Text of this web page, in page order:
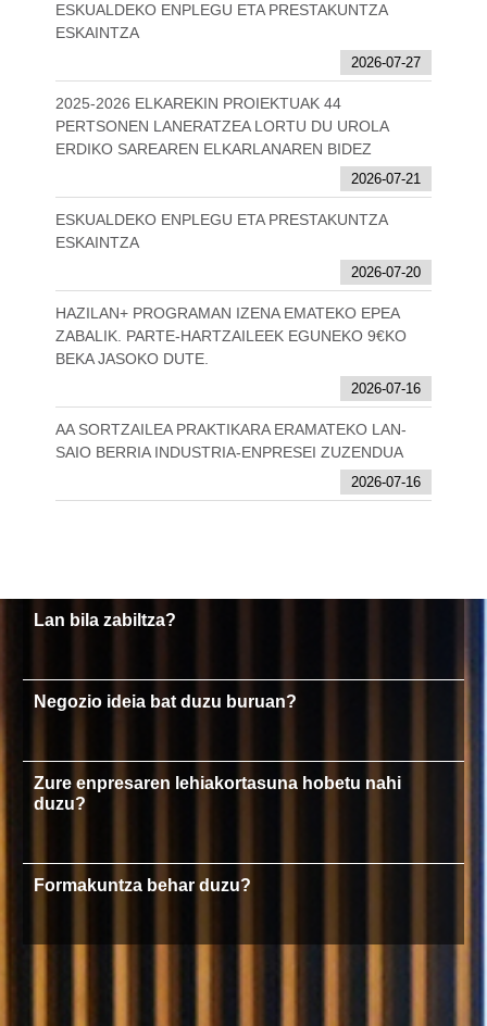
ESKUALDEKO ENPLEGU ETA PRESTAKUNTZA
ESKAINTZA
2026-07-27
2025-2026 ELKAREKIN PROIEKTUAK 44
PERTSONEN LANERATZEA LORTU DU UROLA
ERDIKO SAREAREN ELKARLANAREN BIDEZ
2026-07-21
ESKUALDEKO ENPLEGU ETA PRESTAKUNTZA
ESKAINTZA
2026-07-20
HAZILAN+ PROGRAMAN IZENA EMATEKO EPEA
ZABALIK. PARTE-HARTZAILEEK EGUNEKO 9€KO
BEKA JASOKO DUTE.
2026-07-16
AA SORTZAILEA PRAKTIKARA ERAMATEKO LAN-
SAIO BERRIA INDUSTRIA-ENPRESEI ZUZENDUA
2026-07-16
Lan bila zabiltza?
Negozio ideia bat duzu buruan?
Zure enpresaren lehiakortasuna hobetu nahi
duzu?
Formakuntza behar duzu?